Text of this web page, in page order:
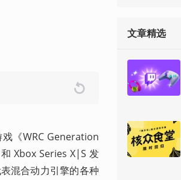
《WRC Generation
Xbox Series X|S 发
混合动力引擎的各种
文章精选